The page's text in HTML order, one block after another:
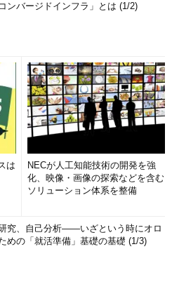
ンバージドインフラ」とは (1/2)
は
NECが人工知能技術の開発を強
化、映像・画像の探索などを含む
ソリューション体系を整備
究、自己分析――いざという時にオロ
めの「就活準備」基礎の基礎 (1/3)